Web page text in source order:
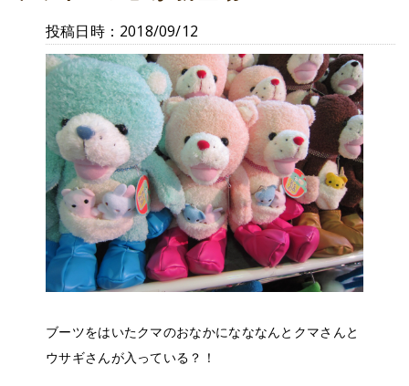
投稿日時：2018/09/12
ブーツをはいたクマのおなかになななんとクマさんと
ウサギさんが入っている？！